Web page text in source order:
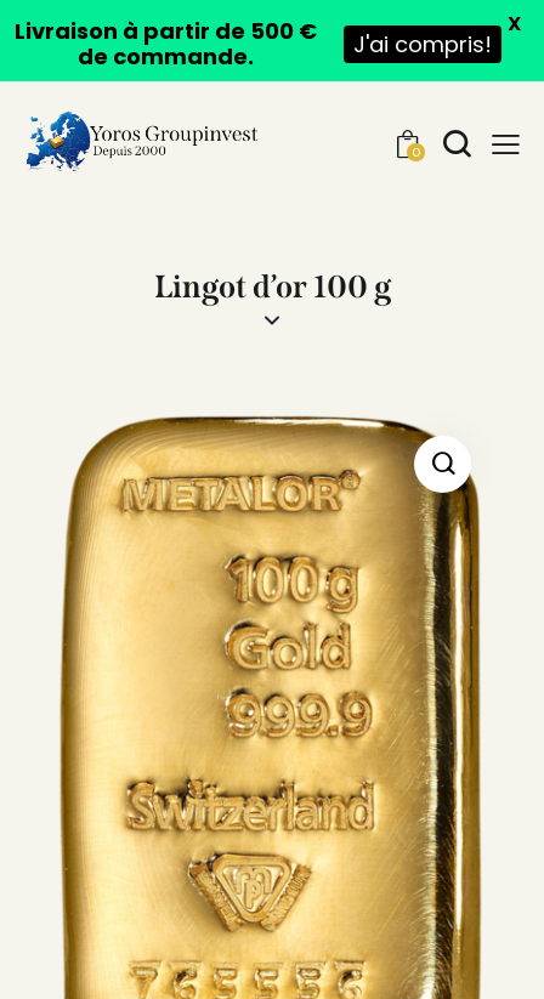
0
Lingot d’or 100 g
Livraison à partir de 500 €
de commande.
J'ai compris!
X